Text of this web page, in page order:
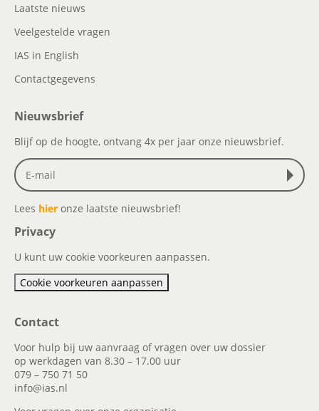
Laatste nieuws
Veelgestelde vragen
IAS in English
Contactgegevens
Nieuwsbrief
Blijf op de hoogte, ontvang 4x per jaar onze nieuwsbrief.
Lees hier onze laatste nieuwsbrief!
Privacy
U kunt uw cookie voorkeuren aanpassen.
Cookie voorkeuren aanpassen
Contact
Voor hulp bij uw aanvraag of vragen over uw dossier
op werkdagen van 8.30 – 17.00 uur
079 – 750 71 50
info@ias.nl